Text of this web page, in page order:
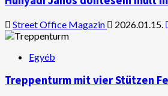
Street Office Magazin 2026.01.15.
Egyéb
Treppenturm mit vier Stützen